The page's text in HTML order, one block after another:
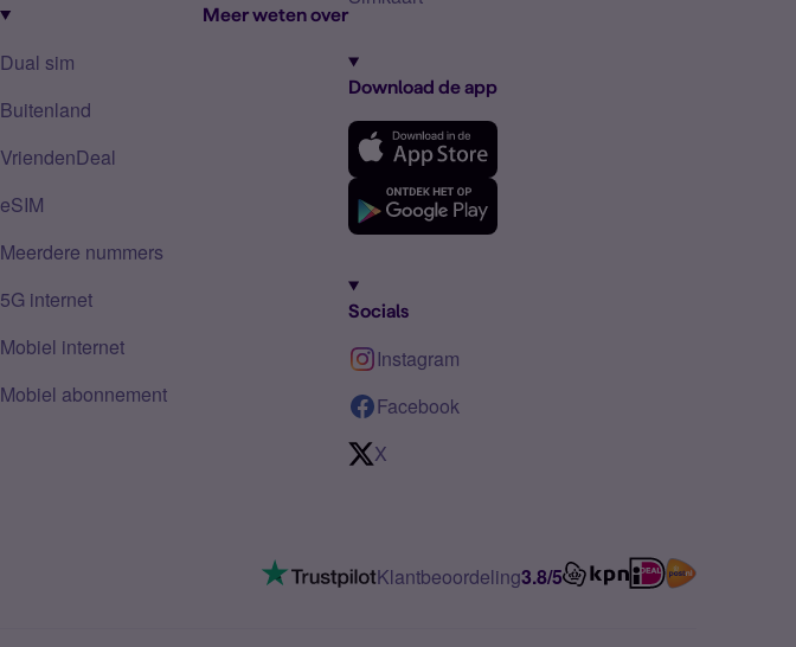
Meer weten over
Dual sim
Buitenland
VriendenDeal
eSIM
Meerdere nummers
5G internet
Mobiel internet
Mobiel abonnement
Download de app
Socials
Instagram
Facebook
X
Klantbeoordeling3.8/5